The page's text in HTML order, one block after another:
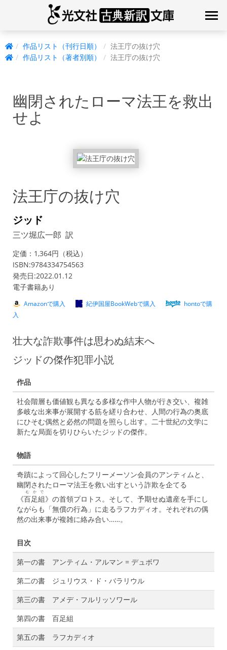
作品リスト（刊行日順）
法王庁の抜け穴
作品リスト（著者別順）
法王庁の抜け穴
幽閉されたローマ法王を救出
せよ
法王庁の抜け穴
ジッド
三ツ堀広一郎 訳
定価：1,364円（税込）
ISBN:9784334754563
発売日:2022.01.12
電子書籍あり
Amazonで購入 紀伊国屋BookWebで購入
hontoで購
入
壮大な詐欺事件は思わぬ結末へ
ジッドの傑作犯罪小説
作品
社会階層も価値観も異なる多様な作中人物が行き交い、複雑
多岐な出来事が展開する筋を縒り合わせ、人間の行為の奥底
にひそむ偶然と必然の問題を照らし出す。二十世紀の文学に
新たな局面を切りひらいたジッドの傑作。
物語
奇蹟によって回心したフリーメーソン会員のアンティムと、
幽閉されたローマ法王を救い出すという詐欺を企てる
《百足組
むかで
》の首領プロトス。そして、予期せぬ遺産を手にし
ながらも「無償の行為」に走るラフカディオ。それぞれの偶
然の出来事が複雑に絡み合い……。
目次
第一の書 アンティム・アルマン = デュボワ
第二の書 ジュリウス・ド・バラリウル
第三の書 アメデ・フルリッソワール
第四の書 百足組
第五の書 ラフカディオ